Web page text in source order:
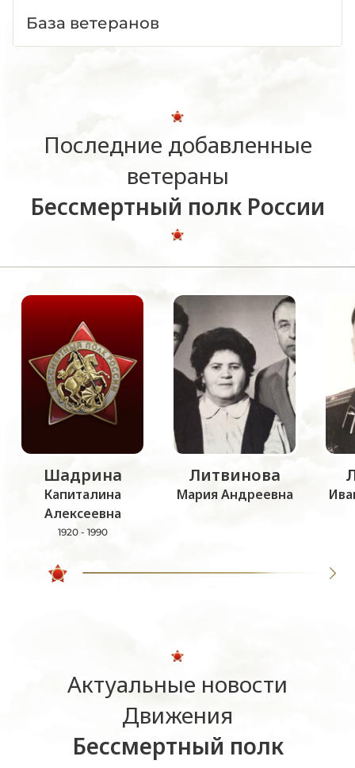
База ветеранов
Последние добавленные
ветераны
Бессмертный полк России
Шадрина
Капиталина
Алексеевна
1920 - 1990
Литвинова
Мария Андреевна
Актуальные новости
Движения
Бессмертный полк